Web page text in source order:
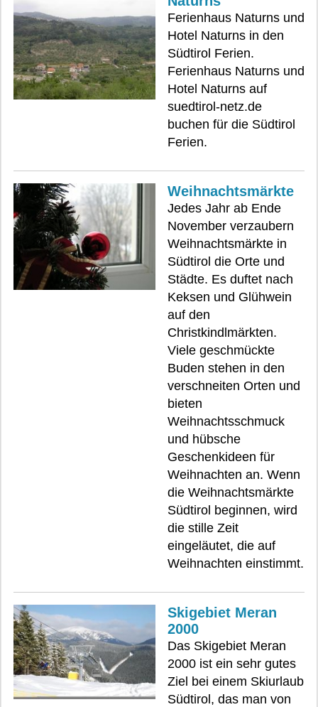
Ferienhaus Naturns und
Hotel Naturns in den
Südtirol Ferien.
Ferienhaus Naturns und
Hotel Naturns auf
suedtirol-netz.de
buchen für die Südtirol
Ferien.
Weihnachtsmärkte
Jedes Jahr ab Ende
November verzaubern
Weihnachtsmärkte in
Südtirol die Orte und
Städte. Es duftet nach
Keksen und Glühwein
auf den
Christkindlmärkten.
Viele geschmückte
Buden stehen in den
verschneiten Orten und
bieten
Weihnachtsschmuck
und hübsche
Geschenkideen für
Weihnachten an. Wenn
die Weihnachtsmärkte
Südtirol beginnen, wird
die stille Zeit
eingeläutet, die auf
Weihnachten einstimmt.
Skigebiet Meran
2000
Das Skigebiet Meran
2000 ist ein sehr gutes
Ziel bei einem Skiurlaub
Südtirol, das man von